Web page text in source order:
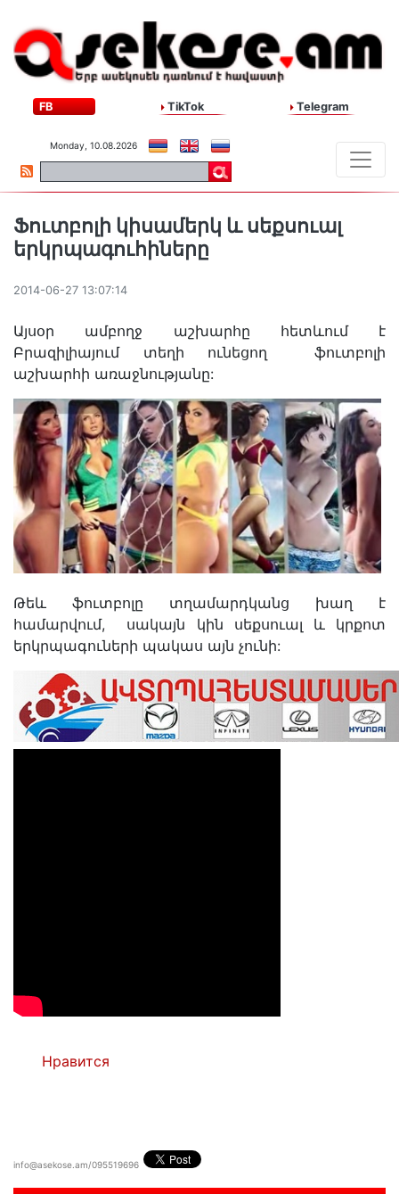
FB TikTok Telegram
Monday, 10.08.2026
Ֆուտբոլի կիսամերկ և սեքսուալ
երկրպագուհիները
2014-06-27 13:07:14
Այսօր ամբողջ աշխարհը հետևում է
Բրազիլիայում տեղի ունեցող ֆուտբոլի
աշխարհի առաջնությանը:
Թեև ֆուտբոլը տղամարդկանց խաղ է
համարվում, սակայն կին սեքսուալ և կրքոտ
երկրպագուների պակաս այն չունի:
Нравится
info@asekose.am/095519696